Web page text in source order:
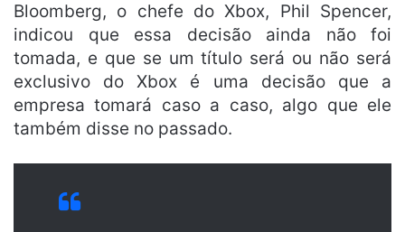
Bloomberg, o chefe do Xbox, Phil Spencer,
indicou que essa decisão ainda não foi
tomada, e que se um título será ou não será
exclusivo do Xbox é uma decisão que a
empresa tomará caso a caso, algo que ele
também disse no passado.